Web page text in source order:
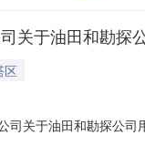
关于油田和勘
区
司关于油田和勘探公